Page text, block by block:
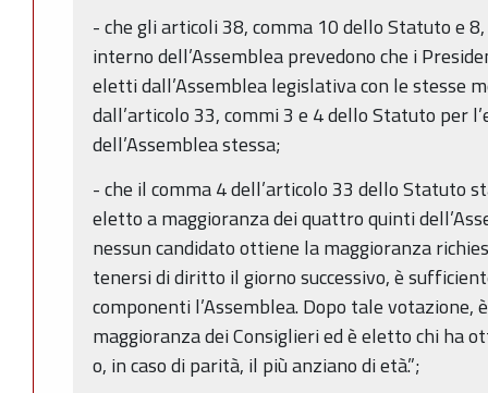
- che gli articoli 38, comma 10 dello Statuto e
interno dell’Assemblea prevedono che i
eletti dall’Assemblea legislativa con le stesse
dall’articolo 33, commi 3 e 4 dello Statuto per
dell’Assemblea stessa;
- che il comma 4 dell’articolo 33 dello Statuto
eletto a maggioranza dei quattro quinti
nessun candidato ottiene la maggioranza
tenersi di diritto il giorno successivo, è
componenti l’Assemblea. Dopo tale votazione,
maggioranza dei Consiglieri ed è eletto chi ha
o, in caso di parità, il più anziano di età.”;